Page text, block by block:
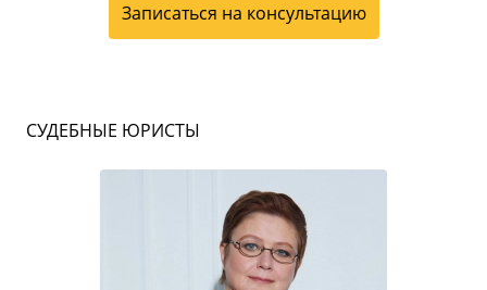
Записаться на консультацию
СУДЕБНЫЕ ЮРИСТЫ